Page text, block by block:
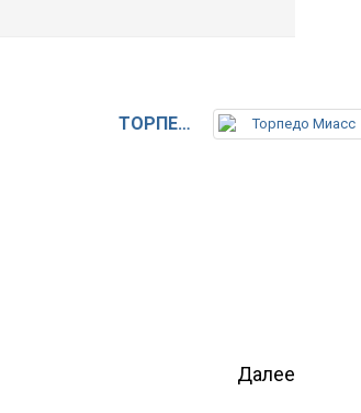
ТОРПЕДО МИАСС
Далее